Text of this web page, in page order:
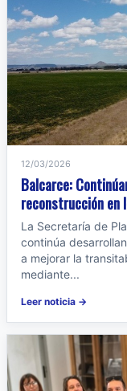
12/03/2026
Balcarce:
reconstrucción en
La Secretaría de
continúa
a mejorar la
mediante...
Leer noticia →